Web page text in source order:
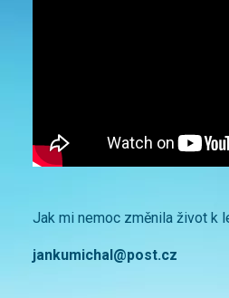
Jak mi nemoc změnila život k
jankumichal@post.cz